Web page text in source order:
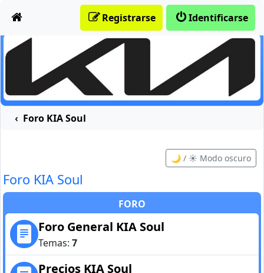
Identificarse
Registrarse
Foro KIA Soul
🌙 / ☀️ Modo oscuro
Foro KIA Soul
FORO
Foro General KIA Soul
Temas: 7
Precios KIA Soul